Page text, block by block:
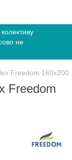
не
Freedom 160х200
Freedom